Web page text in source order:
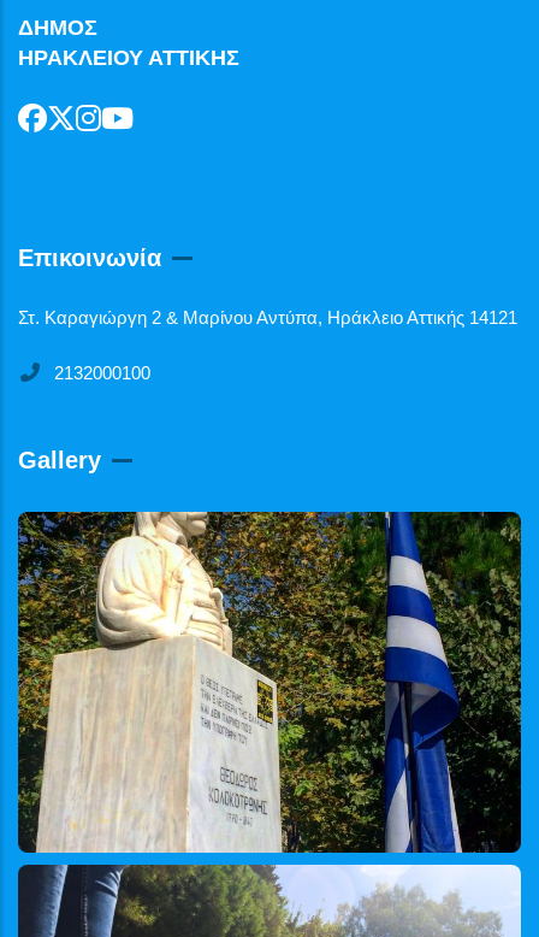
ΔΗΜΟΣ
ΗΡΑΚΛΕΙΟΥ ΑΤΤΙΚΗΣ
Επικοινωνία
Στ. Καραγιώργη 2 & Μαρίνου Αντύπα, Ηράκλειο Αττικής 14121
2132000100
Gallery